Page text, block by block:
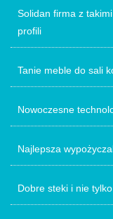
Solidan firma z
profili
Tanie meble do sali
Nowoczesne
Najlepsza
Dobre steki i nie tylko